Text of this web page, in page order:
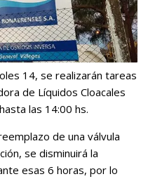
14, se realizarán tareas
de Líquidos Cloacales
las 14:00 hs.
de una válvula
se disminuirá la
esas 6 horas, por lo